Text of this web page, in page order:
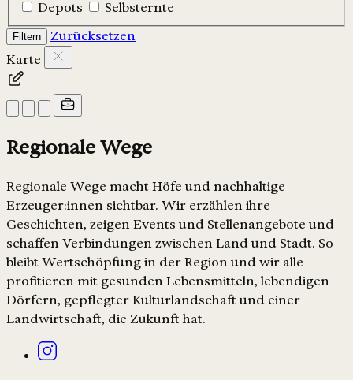
Depots
Selbsternte
Filtern
Zurücksetzen
Karte
Regionale Wege
Regionale Wege macht Höfe und nachhaltige
Erzeuger:innen sichtbar. Wir erzählen ihre
Geschichten, zeigen Events und Stellenangebote und
schaffen Verbindungen zwischen Land und Stadt. So
bleibt Wertschöpfung in der Region und wir alle
profitieren mit gesunden Lebensmitteln, lebendigen
Dörfern, gepflegter Kulturlandschaft und einer
Landwirtschaft, die Zukunft hat.